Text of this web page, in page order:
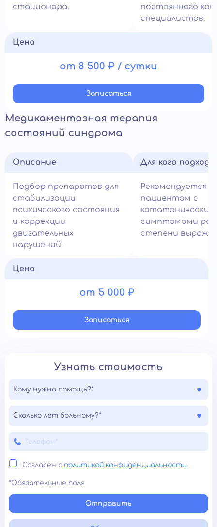
стационара.
постоянного
специалистов.
Цена
от 8 500 ₽ / сутки
Записатьcя
Медикаментозная терапия
состояний синдрома
Описание
Подбор препаратов для
стабилизации
психического состояния
и коррекции
двигательных
нарушений.
Для кого
Рекомендуется
пациентам с
симптомами
степени
Цена
от 5 000 ₽
Записатьcя
Узнать стоимость
Кому нужна помощь?*
Сколько лет больному?*
Согласен с политикой конфиденциальности
*Обязательные поля
Отправить